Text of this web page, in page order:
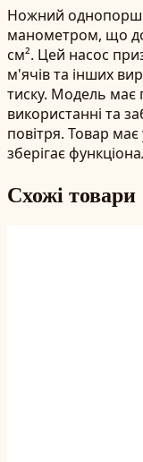
Ножний
манометром, що
см². Цей насос
м'ячів та інших
тиску. Модель має
використанні та
повітря. Товар
зберігає
Схожі товари